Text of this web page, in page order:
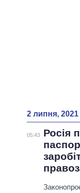
2 липня, 2021
05:43
Росія